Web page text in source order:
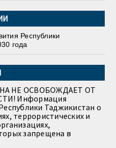
Республики
года
НЕ ОСВОБОЖДАЕТ ОТ
Информация
Таджикистан о
террористических и
запрещена в